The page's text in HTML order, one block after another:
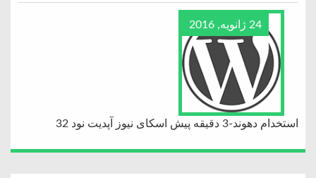
24 ژانویه, 2016
استخدام دهوند-3 دقیقه پیش اسکای نیوز آپدیت نود 32